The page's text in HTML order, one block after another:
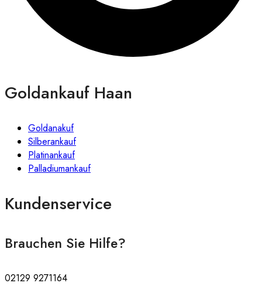
Goldankauf Haan
Goldanakuf
Silberankauf
Platinankauf
Palladiumankauf
Kundenservice
Brauchen Sie Hilfe?
02129 9271164